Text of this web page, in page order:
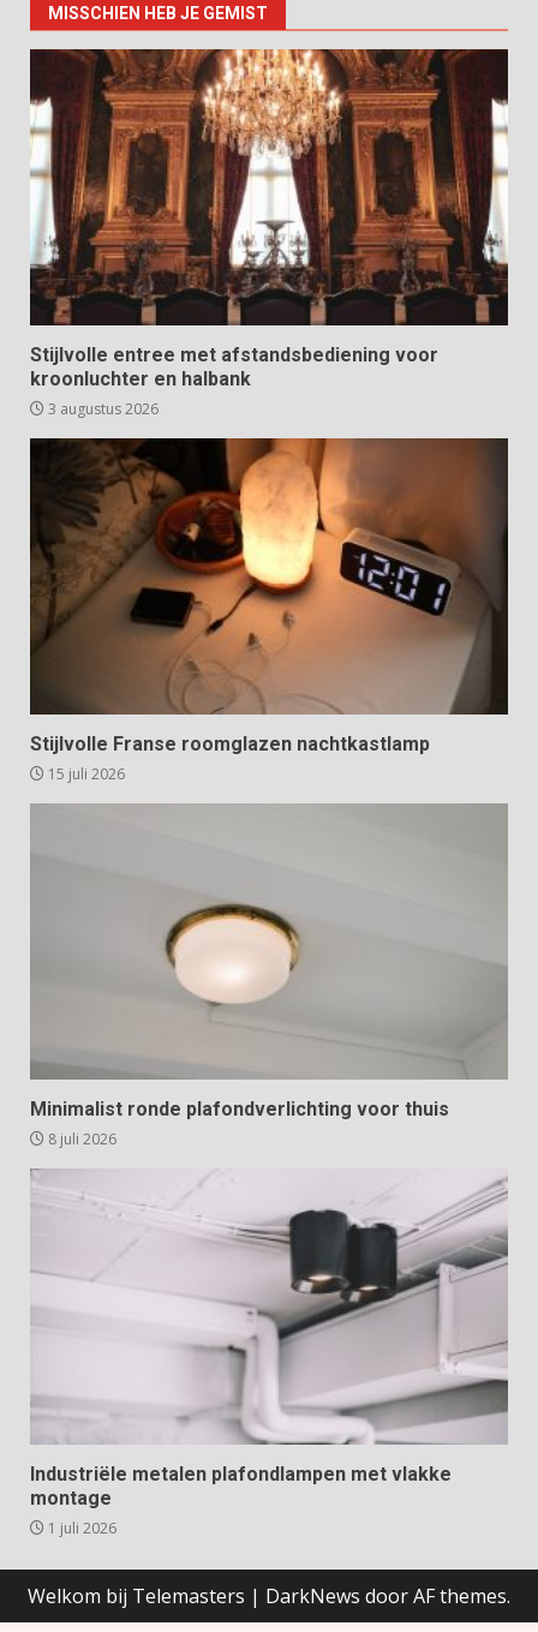
MISSCHIEN HEB JE GEMIST
Stijlvolle entree met afstandsbediening voor
kroonluchter en halbank
3 augustus 2026
Stijlvolle Franse roomglazen nachtkastlamp
15 juli 2026
Minimalist ronde plafondverlichting voor thuis
8 juli 2026
Industriële metalen plafondlampen met vlakke
montage
1 juli 2026
Welkom bij Telemasters | DarkNews door AF themes.